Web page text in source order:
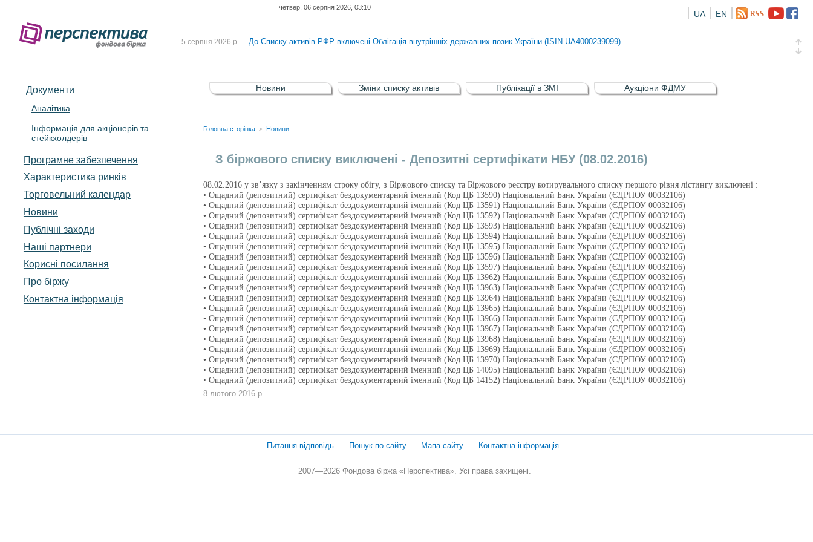
четвер, 06 серпня 2026, 03:10
EN
UA
5 серпня 2026 р. До Списку активів РФР включені Облігація внутрішніх державних позик України (ISIN UA4000239099)
5 серпня 2026 р. До уваги власників облігацій ISIN UA5000008459 серії В ТОВ"ФАСТФІНАНС"
4 серпня 2026 р. Рішення НКЦПФР від 04.08.2026 р.стосовно обігу цінних паперів окремих товариств
Документи
Аналітика
Інформація для акціонерів та
стейкхолдерів
Програмне забезпечення
Характеристика pинків
Торговельний календар
Новини
Публічні заходи
Наші партнери
Корисні посилання
Про біржу
Контактна інформація
Новини Зміни списку активів Публікації в ЗМІ Аукціони ФДМУ
Головна сторінка > Новини
З біржового списку виключені - Депозитні сертифікати НБУ (08.02.2016)
08.02.2016 у зв’язку з закінченням строку обігу, з Біржового списку та Біржового реєстру котирувального списку першого рівня лістингу виключені :
• Ощадний (депозитний) сертифікат бездокументарний іменний (Код ЦБ 13590) Національний Банк України (ЄДРПОУ 00032106)
• Ощадний (депозитний) сертифікат бездокументарний іменний (Код ЦБ 13591) Національний Банк України (ЄДРПОУ 00032106)
• Ощадний (депозитний) сертифікат бездокументарний іменний (Код ЦБ 13592) Національний Банк України (ЄДРПОУ 00032106)
• Ощадний (депозитний) сертифікат бездокументарний іменний (Код ЦБ 13593) Національний Банк України (ЄДРПОУ 00032106)
• Ощадний (депозитний) сертифікат бездокументарний іменний (Код ЦБ 13594) Національний Банк України (ЄДРПОУ 00032106)
• Ощадний (депозитний) сертифікат бездокументарний іменний (Код ЦБ 13595) Національний Банк України (ЄДРПОУ 00032106)
• Ощадний (депозитний) сертифікат бездокументарний іменний (Код ЦБ 13596) Національний Банк України (ЄДРПОУ 00032106)
• Ощадний (депозитний) сертифікат бездокументарний іменний (Код ЦБ 13597) Національний Банк України (ЄДРПОУ 00032106)
• Ощадний (депозитний) сертифікат бездокументарний іменний (Код ЦБ 13962) Національний Банк України (ЄДРПОУ 00032106)
• Ощадний (депозитний) сертифікат бездокументарний іменний (Код ЦБ 13963) Національний Банк України (ЄДРПОУ 00032106)
• Ощадний (депозитний) сертифікат бездокументарний іменний (Код ЦБ 13964) Національний Банк України (ЄДРПОУ 00032106)
• Ощадний (депозитний) сертифікат бездокументарний іменний (Код ЦБ 13965) Національний Банк України (ЄДРПОУ 00032106)
• Ощадний (депозитний) сертифікат бездокументарний іменний (Код ЦБ 13966) Національний Банк України (ЄДРПОУ 00032106)
• Ощадний (депозитний) сертифікат бездокументарний іменний (Код ЦБ 13967) Національний Банк України (ЄДРПОУ 00032106)
• Ощадний (депозитний) сертифікат бездокументарний іменний (Код ЦБ 13968) Національний Банк України (ЄДРПОУ 00032106)
• Ощадний (депозитний) сертифікат бездокументарний іменний (Код ЦБ 13969) Національний Банк України (ЄДРПОУ 00032106)
• Ощадний (депозитний) сертифікат бездокументарний іменний (Код ЦБ 13970) Національний Банк України (ЄДРПОУ 00032106)
• Ощадний (депозитний) сертифікат бездокументарний іменний (Код ЦБ 14095) Національний Банк України (ЄДРПОУ 00032106)
• Ощадний (депозитний) сертифікат бездокументарний іменний (Код ЦБ 14152) Національний Банк України (ЄДРПОУ 00032106)
8 лютого 2016 р.
Питання-відповідь Пошук по сайту Мапа сайту Контактна інформація
2007—2026 Фондова біржа «Перспектива». Усі права захищені.